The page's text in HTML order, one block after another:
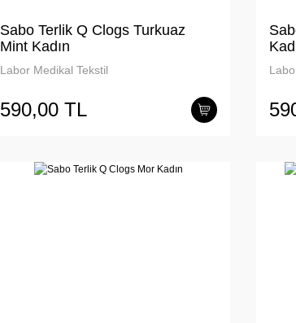
Sabo Terlik Q Clogs Turkuaz
Mint Kadın
Labor Medikal Tekstil
590,00 TL